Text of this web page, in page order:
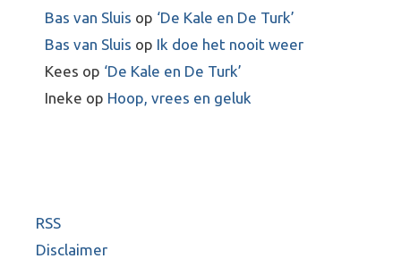
Bas van Sluis op ‘De Kale en De Turk’
Bas van Sluis op Ik doe het nooit weer
Kees op ‘De Kale en De Turk’
Ineke op Hoop, vrees en geluk
RSS
Disclaimer